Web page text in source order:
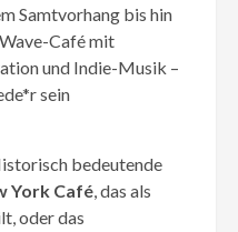
Samtvorhang bis hin
Café mit
und Indie-Musik –
sein
bedeutende
York Café, das als
oder das